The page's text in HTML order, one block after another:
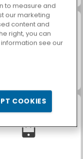
to measure and
our marketing
content and
right, you can
see our
COOKIES